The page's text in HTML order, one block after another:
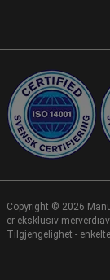
Copyright © 2026
er eksklusiv
Tilgjengelighet -